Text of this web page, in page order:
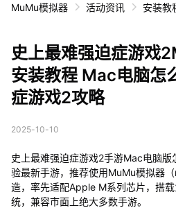
MuMu模拟器 活动资讯 安装教
史上最难强迫症游戏
安装教程 Mac电脑怎
症游戏2攻略
2025-10-10
史上最难强迫症游戏2手游Mac电脑
验最新手游，推荐使用MuMu模拟器
造，率先适配Apple M系列芯片，搭
统，兼容市面上绝大多数手游。